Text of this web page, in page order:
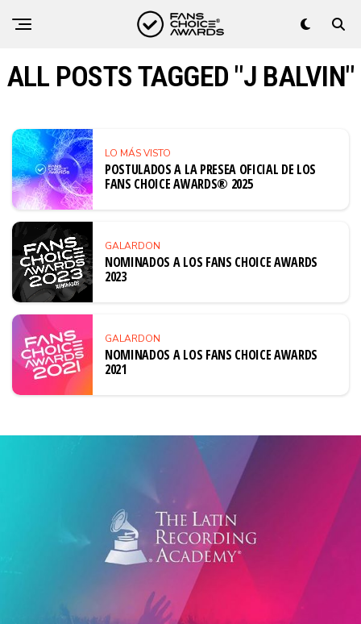
ALL POSTS TAGGED "J BALVIN"
LO MÁS VISTO
POSTULADOS A LA PRESEA OFICIAL DE LOS
FANS CHOICE AWARDS® 2025
GALARDON
NOMINADOS A LOS FANS CHOICE AWARDS
2023
GALARDON
NOMINADOS A LOS FANS CHOICE AWARDS
2021